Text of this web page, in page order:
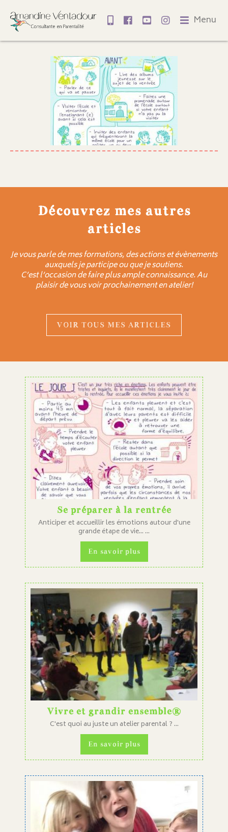
Menu
Découvrez mes autres
articles
Je vous parle de mes formations, des actions et évènements
auxquels je participe ou que je soutiens.
C’est l’occasion de faire plus ample connaissance. Au
plaisir de vous voir prochainement en atelier!
VOIR TOUS MES ARTICLES
Se préparer à la rentrée
Anticiper et accueillir les émotions autour d'une
grande étape de vie... ...
En savoir plus
Vivre et grandir ensemble®
C'est quoi au juste un atelier parental ? ...
En savoir plus